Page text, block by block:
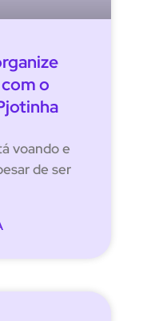
o
voando e
de ser